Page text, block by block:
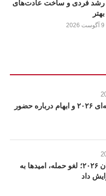
رشد فردی و ساخت عادت‌های
بهتر
9 آگوست 2026
مجتبی خامنه‌ای ۲۰۲۶ و ابهام درباره حضور
ترامپ و ایران ۲۰۲۶؛ لغو حمله، امیدها به
داد